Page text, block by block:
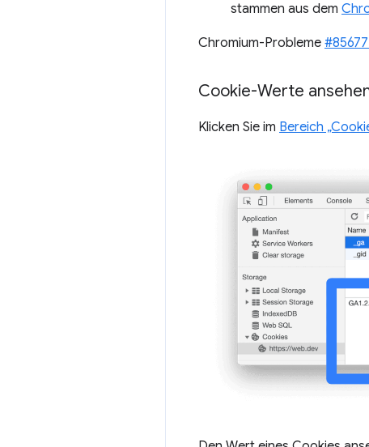
stammen aus dem
Chromium-Probleme
Cookie-Werte
Klicken Sie im Bereich